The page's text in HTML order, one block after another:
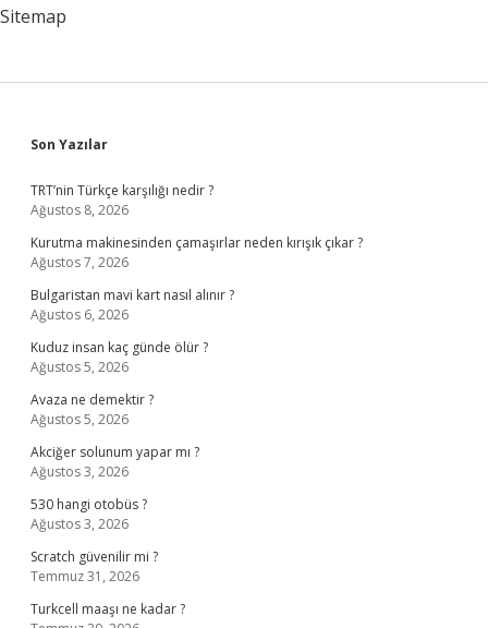
Sitemap
Sidebar
Son Yazılar
TRT’nin Türkçe karşılığı nedir ?
Ağustos 8, 2026
Kurutma makinesinden çamaşırlar neden kırışık çıkar ?
Ağustos 7, 2026
Bulgaristan mavi kart nasıl alınır ?
Ağustos 6, 2026
Kuduz insan kaç günde ölür ?
Ağustos 5, 2026
Avaza ne demektir ?
Ağustos 5, 2026
Akciğer solunum yapar mı ?
Ağustos 3, 2026
530 hangi otobüs ?
Ağustos 3, 2026
Scratch güvenilir mi ?
Temmuz 31, 2026
Turkcell maaşı ne kadar ?